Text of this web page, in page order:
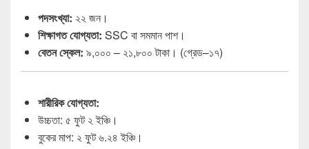
পদসংখ্যা: ২২ জন।
শিক্ষাগত যোগ্যতা: SSC বা সমমান পাশ।
বেতন স্কেল: ৯,০০০ – ২১,৮০০ টাকা। (গ্রেড–১৭)
শারীরিক যোগ্যতা:
উচ্চতা: ৫ ফুট ২ ইঞ্চি।
বুকের মাপ: ২ ফুট ৬.২৪ ইঞ্চি।